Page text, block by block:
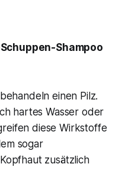
Shampoo
einen Pilz.
hartes Wasser oder
diese Wirkstoffe
sogar
zusätzlich